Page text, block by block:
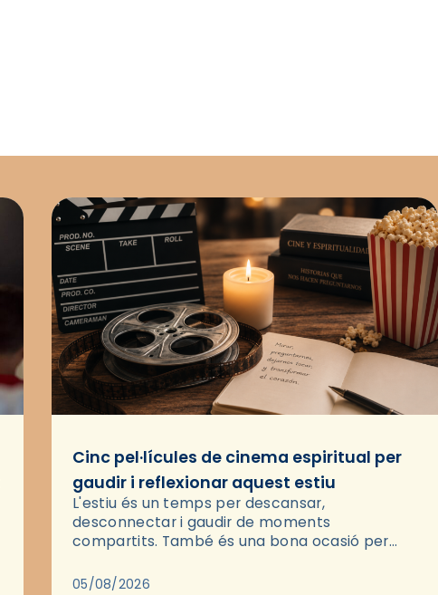
Cinc pel·lícules de cinema espiritual per
gaudir i reflexionar aquest estiu
L'estiu és un temps per descansar,
desconnectar i gaudir de moments
compartits. També és una bona ocasió per
través del cinema, reflexionar sobre les…
05/08/2026